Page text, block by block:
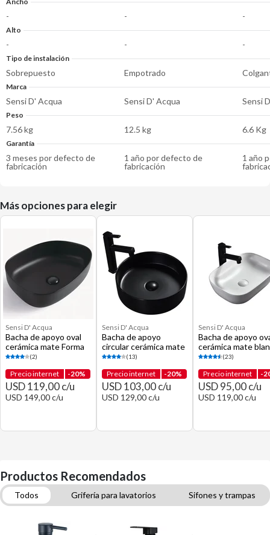
- - -
Alto
- - -
Tipo de instalación
Sobrepuesto Empotrado
Marca
Sensi D' Acqua Sensi D' Acqua Sensi
Peso
7.56 kg 12.5 kg 6.6 Kg
Garantía
3 meses por defecto de
fabricación
1 año por defecto de
fabricación
1 año
Más opciones para elegir
Sensi D' Acqua
Bacha de apoyo oval
cerámica mate Forma
negra (2)
Precio internet -20%
USD 119,00 c/u
USD 149,00 c/u
Sensi D' Acqua
Bacha de apoyo
circular cerámica mate
negro 40 x 12 cm
(13)
Precio internet -20%
USD 103,00 c/u
USD 129,00 c/u
Sensi D' Acqua
Bacha de apoyo
cerámica mate
(23)
Precio internet -
USD 95,00 c/u
USD 119,00 c/u
Productos Recomendados
Todos Grifería para lavatorios
Sifones y trampas
Accesorios de pared para baño